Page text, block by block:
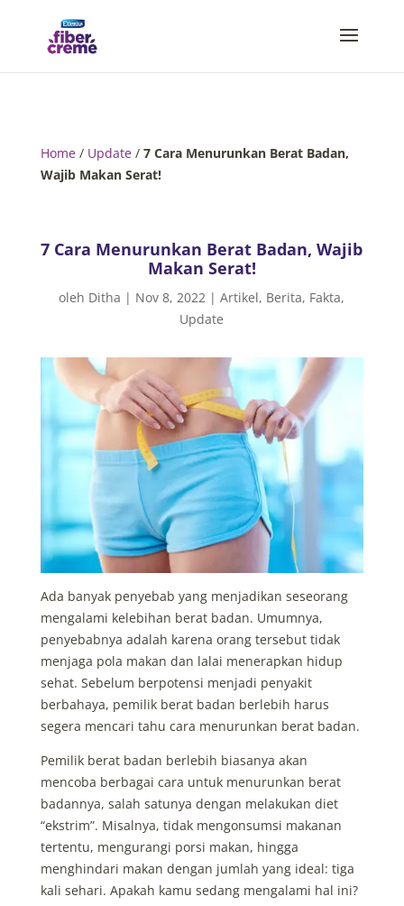
Home/ Update/ 7 Cara Menurunkan Berat Badan,
Wajib Makan Serat!
7 Cara Menurunkan Berat Badan, Wajib
Makan Serat!
oleh Ditha | Nov 8, 2022 |Artikel, Berita, Fakta,
Update
Ada banyak penyebab yang menjadikan seseorang
mengalami kelebihan berat badan. Umumnya,
penyebabnya adalah karena orang tersebut tidak
menjaga pola makan dan lalai menerapkan hidup
sehat. Sebelum berpotensi menjadi penyakit
berbahaya, pemilik berat badan berlebih harus
segera mencari tahu cara menurunkan berat badan.
Pemilik berat badan berlebih biasanya akan
mencoba berbagai cara untuk menurunkan berat
badannya, salah satunya dengan melakukan diet
“ekstrim”. Misalnya, tidak mengonsumsi makanan
tertentu, mengurangi porsi makan, hingga
menghindari makan dengan jumlah yang ideal: tiga
kali sehari. Apakah kamu sedang mengalami hal ini?